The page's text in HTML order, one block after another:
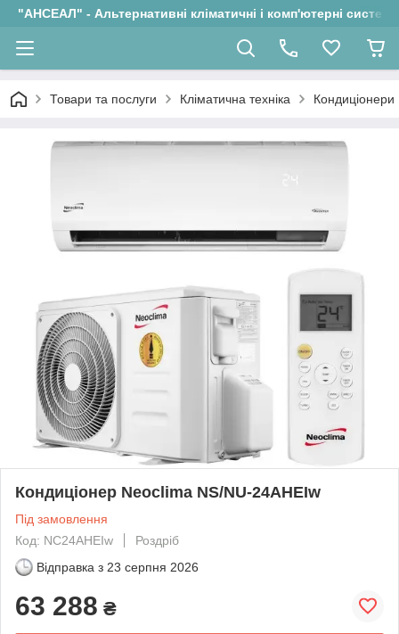
"АНСЕАЛ" - Альтернативні кліматичні і комп'ютерні системи
Товари та послуги Кліматична техніка Кондиціонери
Кондиціонер Neoclima NS/NU-24AHEIw
Під замовлення
Код: NC24AHEIw
Роздріб
Відправка з 23 серпня 2026
63 288 ₴